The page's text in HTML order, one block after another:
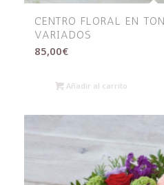
CENTRO FLORAL EN
VARIADOS
85,00€
Añadir al carrito